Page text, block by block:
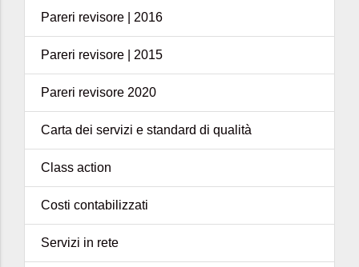
Pareri revisore | 2016
Pareri revisore | 2015
Pareri revisore 2020
Carta dei servizi e standard di qualità
Class action
Costi contabilizzati
Servizi in rete